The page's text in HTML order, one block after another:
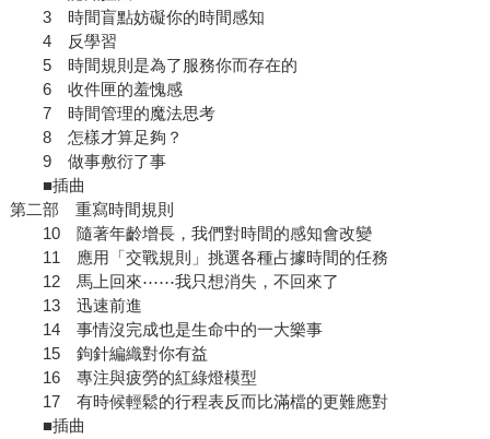
3 時間盲點妨礙你的時間感知
4 反學習
5 時間規則是為了服務你而存在的
6 收件匣的羞愧感
7 時間管理的魔法思考
8 怎樣才算足夠？
9 做事敷衍了事
■插曲
第二部 重寫時間規則
10 隨著年齡增長，我們對時間的感知會改變
11 應用「交戰規則」挑選各種占據時間的任務
12 馬上回來⋯⋯我只想消失，不回來了
13 迅速前進
14 事情沒完成也是生命中的一大樂事
15 鉤針編織對你有益
16 專注與疲勞的紅綠燈模型
17 有時候輕鬆的行程表反而比滿檔的更難應對
■插曲